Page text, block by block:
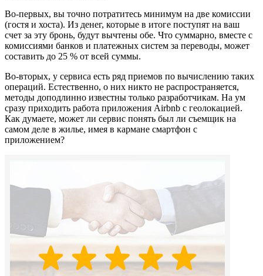
Во-первых, вы точно потратитесь минимум на две комиссии
(гостя и хоста). Из денег, которые в итоге поступят на ваш
счет за эту бронь, будут вычтены обе. Что суммарно, вместе с
комиссиями банков и платежных систем за переводы, может
составить до 25 % от всей суммы.
Во-вторых, у сервиса есть ряд приемов по вычислению таких
операций. Естественно, о них никто не распространяется,
методы доподлинно известны только разработчикам. На ум
сразу приходить работа приложения Airbnb с геолокацией.
Как думаете, может ли сервис понять был ли съемщик на
самом деле в жилье, имея в кармане смартфон с
приложением?